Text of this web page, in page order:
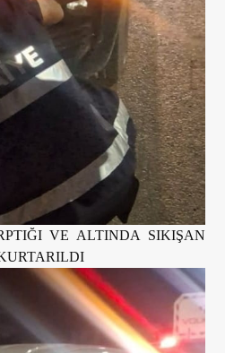
VE ALTINDA SIKIŞAN